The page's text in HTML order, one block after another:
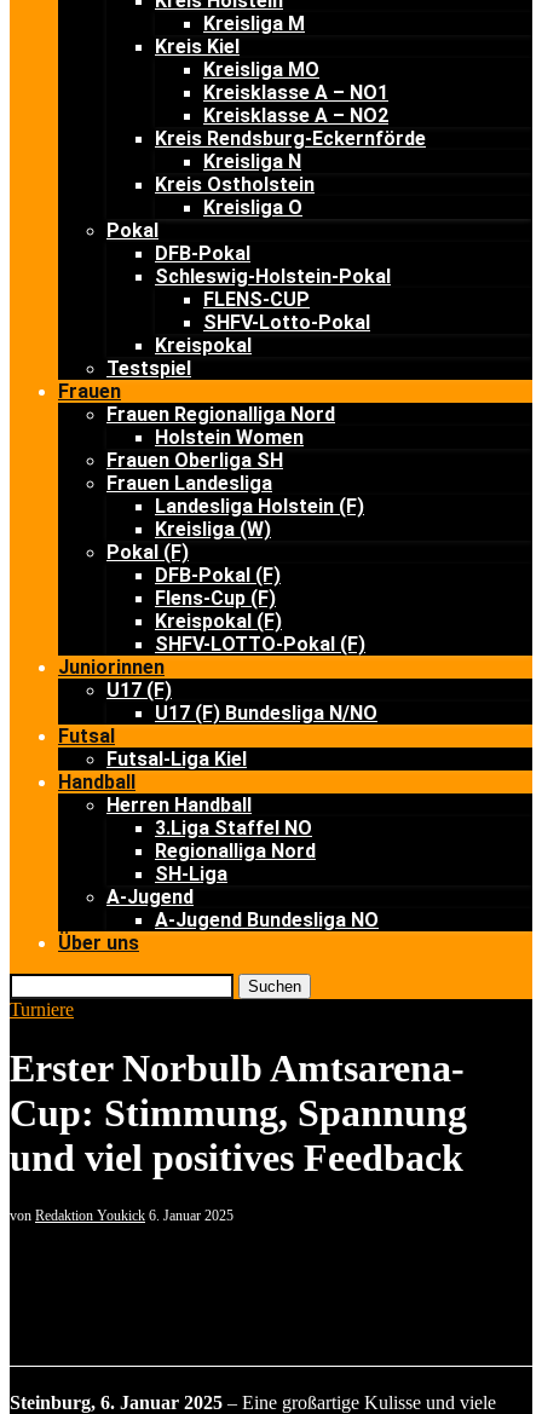
Kreisliga M
Kreis Kiel
Kreisliga MO
Kreisklasse A – NO1
Kreisklasse A – NO2
Kreis Rendsburg-Eckernförde
Kreisliga N
Kreis Ostholstein
Kreisliga O
Pokal
DFB-Pokal
Schleswig-Holstein-Pokal
FLENS-CUP
SHFV-Lotto-Pokal
Kreispokal
Testspiel
Frauen
Frauen Regionalliga Nord
Holstein Women
Frauen Oberliga SH
Frauen Landesliga
Landesliga Holstein (F)
Kreisliga (W)
Pokal (F)
DFB-Pokal (F)
Flens-Cup (F)
Kreispokal (F)
SHFV-LOTTO-Pokal (F)
Juniorinnen
U17 (F)
U17 (F) Bundesliga N/NO
Futsal
Futsal-Liga Kiel
Handball
Herren Handball
3.Liga Staffel NO
Regionalliga Nord
SH-Liga
A-Jugend
A-Jugend Bundesliga NO
Über uns
Suchen
Turniere
Erster Norbulb Amtsarena-
Cup: Stimmung, Spannung
und viel positives Feedback
von Redaktion Youkick 6. Januar 2025
Steinburg, 6. Januar 2025 – Eine großartige Kulisse und viele